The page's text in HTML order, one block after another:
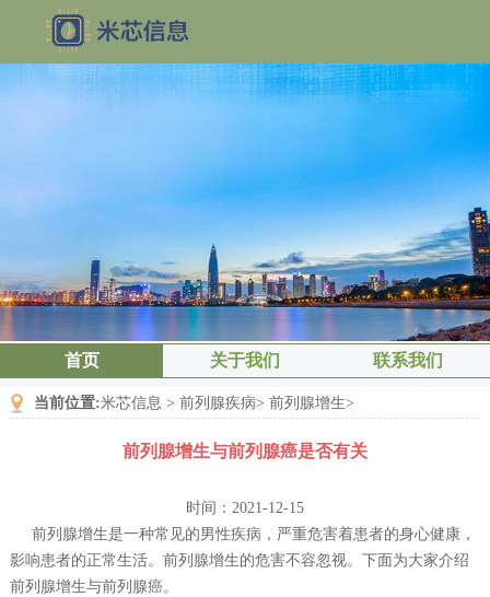
首页 关于我们 联系我们
当前位置:米芯信息 >前列腺疾病>前列腺增生>
前列腺增生与前列腺癌是否有关
时间：2021-12-15
前列腺增生是一种常见的男性疾病，严重危害着患者的身心健康，
影响患者的正常生活。前列腺增生的危害不容忽视。下面为大家介绍
前列腺增生与前列腺癌。